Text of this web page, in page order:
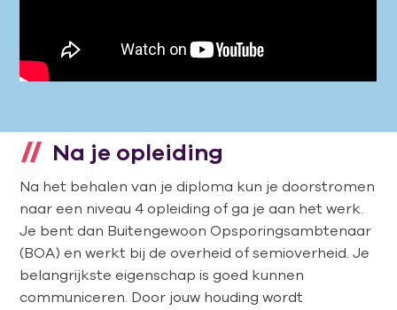
Na je opleiding
Na het behalen van je diploma kun je doorstromen
naar een niveau 4 opleiding of ga je aan het werk.
Je bent dan Buitengewoon Opsporingsambtenaar
(BOA) en werkt bij de overheid of semioverheid. Je
belangrijkste eigenschap is goed kunnen
communiceren. Door jouw houding wordt